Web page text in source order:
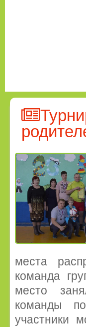
места
команда
место
команды
участники